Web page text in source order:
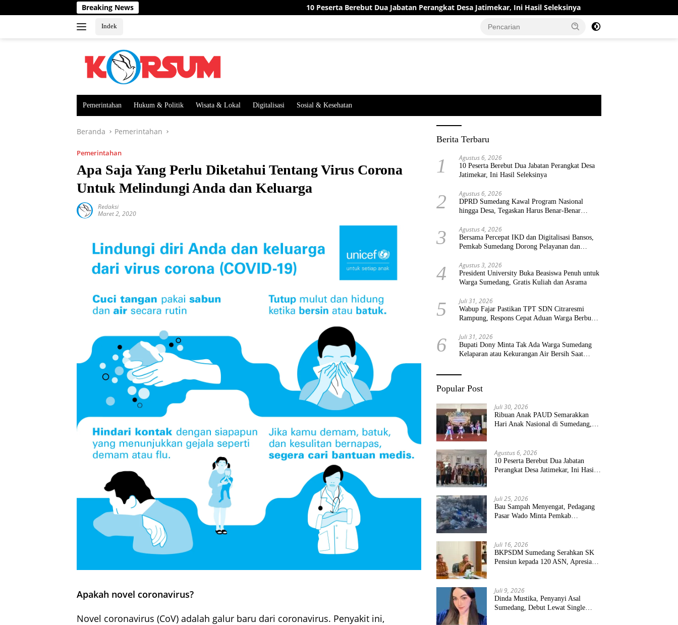
ke
Breaking News 10 Peserta Berebut Dua Jabatan Perangkat Desa Jatimekar, Ini Hasil Seleksinya DPRD Sumedang Kawal
Indek
Pemerintahan Hukum & Politik Wisata & Lokal Digitalisasi Sosial & Kesehatan
Beranda Pemerintahan
Pemerintahan
Apa Saja Yang Perlu Diketahui Tentang Virus Corona
Untuk Melindungi Anda dan Keluarga
Redaksi
Maret 2, 2020
Apakah novel coronavirus?
Novel coronavirus (CoV) adalah galur baru dari coronavirus. Penyakit ini,
Berita Terbaru
1 Agustus 6, 2026
10 Peserta Berebut Dua Jabatan Perangkat Desa
Jatimekar, Ini Hasil Seleksinya
2 Agustus 6, 2026
DPRD Sumedang Kawal Program Nasional
hingga Desa, Tegaskan Harus Benar-Benar
3 Agustus 4, 2026
Bersama Percepat IKD dan Digitalisasi Bansos,
Pemkab Sumedang Dorong Pelayanan dan
4 Agustus 3, 2026
President University Buka Beasiswa Penuh untuk
Warga Sumedang, Gratis Kuliah dan Asrama
5 Juli 31, 2026
Wabup Fajar Pastikan TPT SDN Citraresmi
Rampung, Respons Cepat Aduan Warga Berbuah
6 Juli 31, 2026
Bupati Dony Minta Tak Ada Warga Sumedang
Kelaparan atau Kekurangan Air Bersih Saat
Popular Post
Juli 30, 2026
Ribuan Anak PAUD Semarakkan
Hari Anak Nasional di Sumedang,
Agustus 6, 2026
10 Peserta Berebut Dua Jabatan
Perangkat Desa Jatimekar, Ini Hasil
Juli 25, 2026
Bau Sampah Menyengat, Pedagang
Pasar Wado Minta Pemkab
Juli 16, 2026
BKPSDM Sumedang Serahkan SK
Pensiun kepada 120 ASN, Apresiasi
Juli 9, 2026
Dinda Mustika, Penyanyi Asal
Sumedang, Debut Lewat Single